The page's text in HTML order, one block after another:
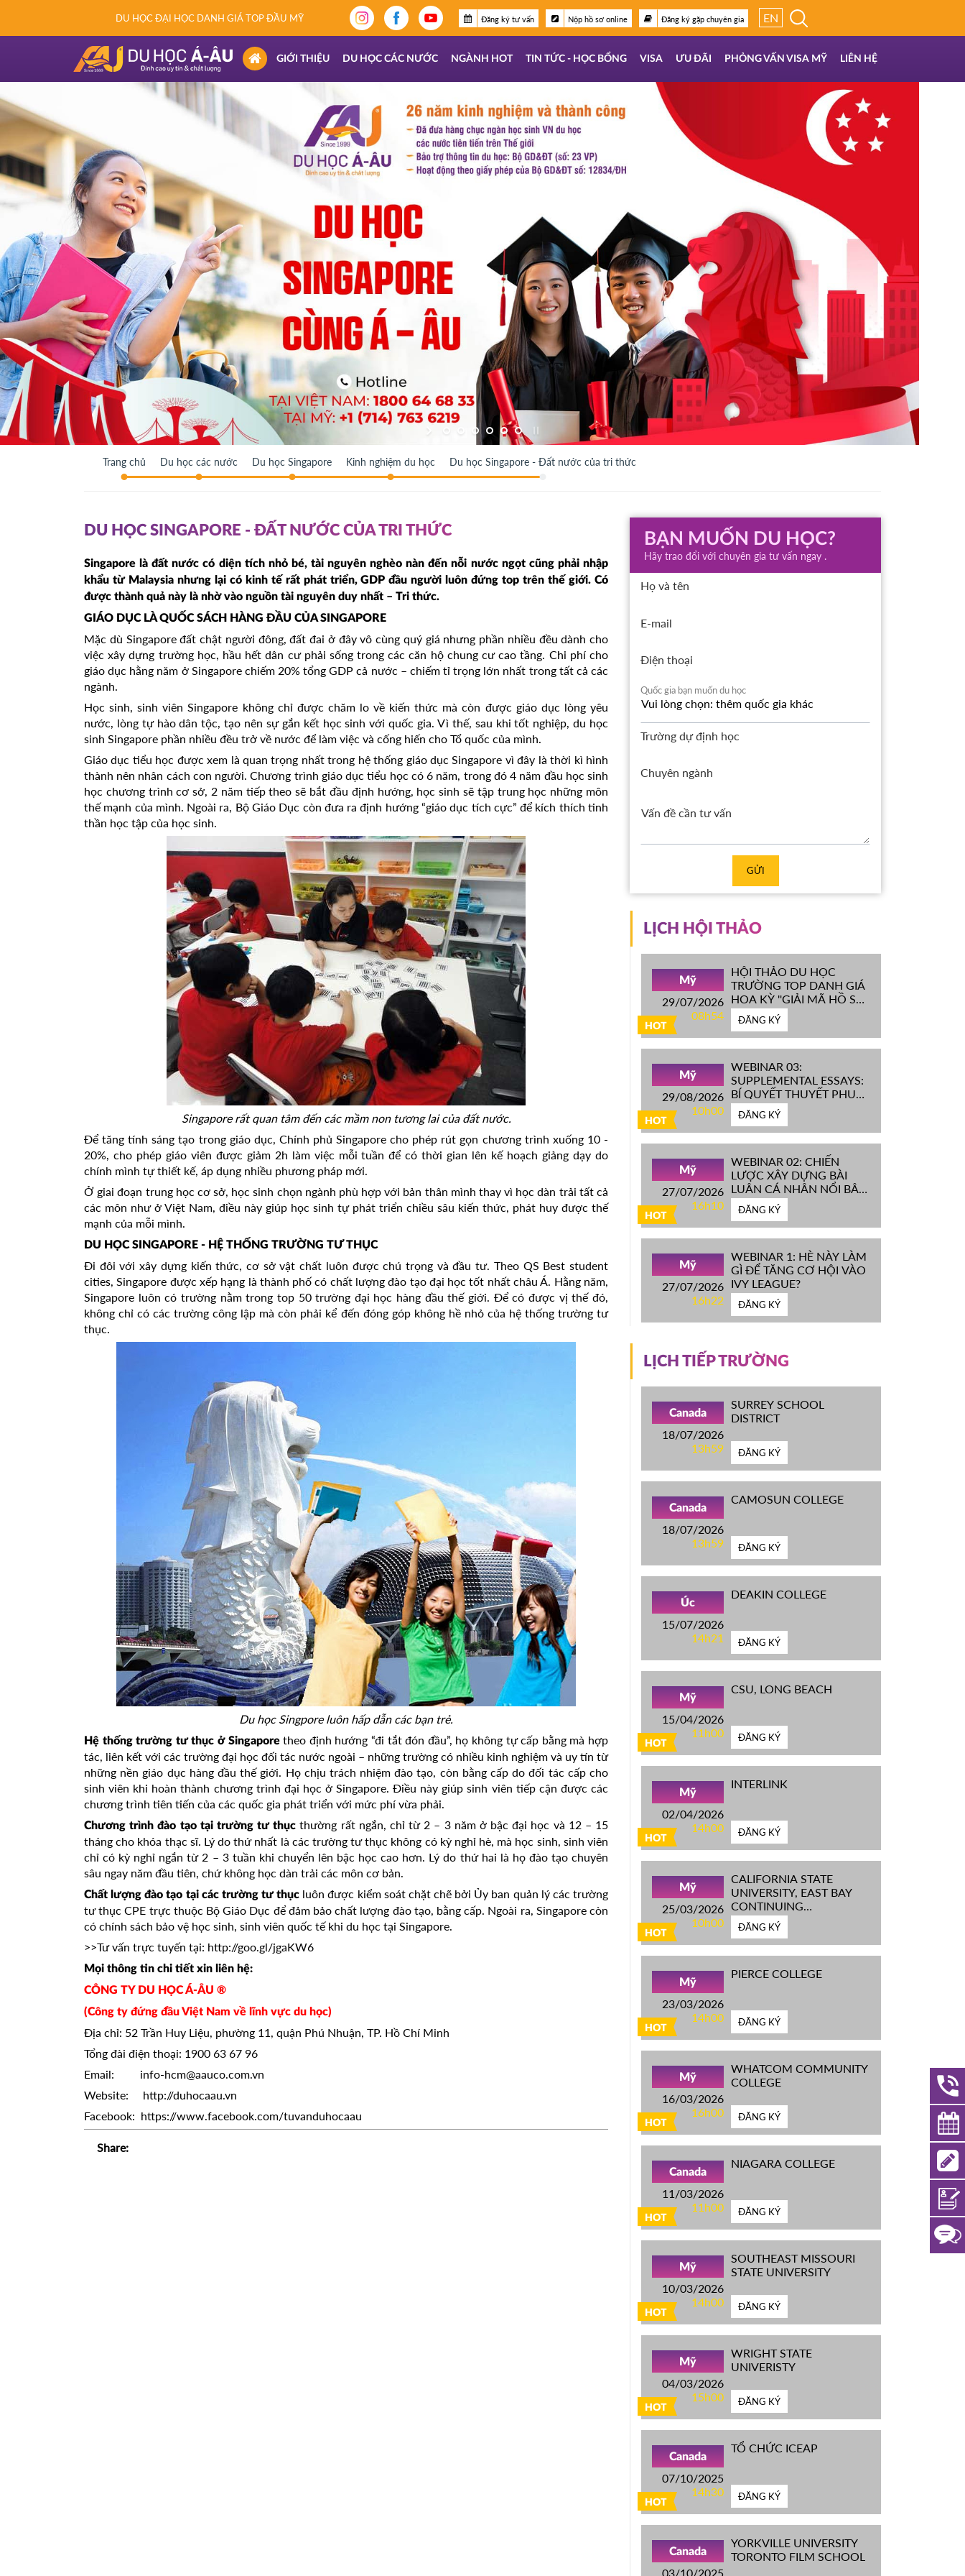
DU HỌC ĐẠI HỌC DANH GIÁ TOP ĐẦU MỸ Đăng ký tư vấn Nộp hồ sơ online Đăng ký gặp chuyên gia EN
(CURRENT)
GIỚI THIỆU DU HỌC CÁC NƯỚC NGÀNH HOT TIN TỨC - HỌC BỔNG VISA ƯU ĐÃI PHỎNG VẤN VISA MỸ LIÊN HỆ
Trang chủ Du học các nước Du học Singapore Kinh nghiệm du học Du học Singapore - Đất nước của tri thức
DU HỌC SINGAPORE - ĐẤT NƯỚC CỦA TRI THỨC
Singapore là đất nước có diện tích nhỏ bé, tài nguyên nghèo nàn đến nỗi nước ngọt cũng phải nhập
khẩu từ Malaysia nhưng lại có kinh tế rất phát triển, GDP đầu người luôn đứng top trên thế giới. Có
được thành quả này là nhờ vào nguồn tài nguyên duy nhất – Tri thức.
GIÁO DỤC LÀ QUỐC SÁCH HÀNG ĐẦU CỦA SINGAPORE
Mặc dù Singapore đất chật người đông, đất đai ở đây vô cùng quý giá nhưng phần nhiều đều dành cho
việc xây dựng trường học, hầu hết dân cư phải sống trong các căn hộ chung cư cao tầng. Chi phí cho
giáo dục hằng năm ở Singapore chiếm 20% tổng GDP cả nước – chiếm tỉ trọng lớn nhất trong tất cả các
ngành.
Học sinh, sinh viên Singapore không chỉ được chăm lo về kiến thức mà còn được giáo dục lòng yêu
nước, lòng tự hào dân tộc, tạo nên sự gắn kết học sinh với quốc gia. Vì thế, sau khi tốt nghiệp, du học
sinh Singapore phần nhiều đều trở về nước để làm việc và cống hiến cho Tổ quốc của mình.
Giáo dục tiểu học được xem là quan trọng nhất trong hệ thống giáo dục Singapore vì đây là thời kì hình
thành nên nhân cách con người. Chương trình giáo dục tiểu học có 6 năm, trong đó 4 năm đầu học sinh
học chương trình cơ sở, 2 năm tiếp theo sẽ bắt đầu định hướng, học sinh sẽ tập trung học những môn
thế mạnh của mình. Ngoài ra, Bộ Giáo Dục còn đưa ra định hướng “giáo dục tích cực” để kích thích tinh
thần học tập của học sinh.
Singapore rất quan tâm đến các mầm non tương lai của đất nước.
Để tăng tính sáng tạo trong giáo dục, Chính phủ Singapore cho phép rút gọn chương trình xuống 10 -
20%, cho phép giáo viên được giảm 2h làm việc mỗi tuần để có thời gian lên kế hoạch giảng dạy do
chính mình tự thiết kế, áp dụng nhiều phương pháp mới.
Ở giai đoạn trung học cơ sở, học sinh chọn ngành phù hợp với bản thân mình thay vì học dàn trải tất cả
các môn như ở Việt Nam, điều này giúp học sinh tự phát triển chiều sâu kiến thức, phát huy được thế
mạnh của mỗi mình.
DU HỌC SINGAPORE - HỆ THỐNG TRƯỜNG TƯ THỤC
Đi đôi với xây dựng kiến thức, cơ sở vật chất luôn được chú trọng và đầu tư. Theo QS Best student
cities, Singapore được xếp hạng là thành phố có chất lượng đào tạo đại học tốt nhất châu Á. Hằng năm,
Singapore luôn có trường nằm trong top 50 trường đại học hàng đầu thế giới. Để có được vị thế đó,
không chỉ có các trường công lập mà còn phải kể đến đóng góp không hề nhỏ của hệ thống trường tư
thục.
Du học Singpore luôn hấp dẫn các bạn trẻ.
Hệ thống trường tư thục ở Singaporetheo định hướng “đi tắt đón đầu”, họ không tự cấp bằng mà hợp
tác, liên kết với các trường đại học đối tác nước ngoài – những trường có nhiều kinh nghiệm và uy tín từ
những nền giáo dục hàng đầu thế giới. Họ chịu trách nhiệm đào tạo, còn bằng cấp do đối tác cấp cho
sinh viên khi hoàn thành chương trình đại học ở Singapore. Điều này giúp sinh viên tiếp cận được các
chương trình tiên tiến của các quốc gia phát triển với mức phí vừa phải.
Chương trình đào tạo tại trường tư thụcthường rất ngắn, chỉ từ 2 – 3 năm ở bậc đại học và 12 – 15
tháng cho khóa thạc sĩ. Lý do thứ nhất là các trường tư thục không có kỳ nghỉ hè, mà học sinh, sinh viên
chỉ có kỳ nghỉ ngắn từ 2 – 3 tuần khi chuyển lên bậc học cao hơn. Lý do thứ hai là họ đào tạo chuyên
sâu ngay năm đầu tiên, chứ không học dàn trải các môn cơ bản.
Chất lượng đào tạo tại các trường tư thục luôn được kiểm soát chặt chẽ bởi Ủy ban quản lý các trường
tư thục CPE trực thuộc Bộ Giáo Dục để đảm bảo chất lượng đào tạo, bằng cấp. Ngoài ra, Singapore còn
có chính sách bảo vệ học sinh, sinh viên quốc tế khi du học tại Singapore.
>>Tư vấn trực tuyến tại: http://goo.gl/jgaKW6
Mọi thông tin chi tiết xin liên hệ:
CÔNG TY DU HỌC Á-ÂU ®
(Công ty đứng đầu Việt Nam về lĩnh vực du học)
Địa chỉ: 52 Trần Huy Liệu, phường 11, quận Phú Nhuận, TP. Hồ Chí Minh
Tổng đài điện thoại: 1900 63 67 96
Email: info-hcm@aauco.com.vn
Website: http://duhocaau.vn
Facebook: https://www.facebook.com/tuvanduhocaau
Share:
BẠN MUỐN DU HỌC?
Hãy trao đổi với chuyên gia tư vấn ngay .
Họ và tên
E-mail
Điện thoại
Quốc gia bạn muốn du học
Trường dự định học
Chuyên ngành
GỬI
LỊCH HỘI THẢO
HOT
Mỹ
29/07/2026
08h54
HỘI THẢO DU HỌC
TRƯỜNG TOP DANH GIÁ
HOA KỲ ''GIẢI MÃ HỒ SƠ
IVY LEAGUE''
ĐĂNG KÝ
HOT
Mỹ
29/08/2026
10h00
WEBINAR 03:
SUPPLEMENTAL ESSAYS:
BÍ QUYẾT THUYẾT PHỤC
HỘI ĐỒNG TUYỂN SINH
ĐH TOP ĐẦU MỸ
ĐĂNG KÝ
HOT
Mỹ
27/07/2026
16h10
WEBINAR 02: CHIẾN
LƯỢC XÂY DỰNG BÀI
LUẬN CÁ NHÂN NỔI BẬT
CHINH PHỤC ĐH TOP
ĐẦU MỸ
ĐĂNG KÝ
Mỹ
27/07/2026
16h22
WEBINAR 1: HÈ NÀY LÀM
GÌ ĐỂ TĂNG CƠ HỘI VÀO
IVY LEAGUE?
ĐĂNG KÝ
LỊCH TIẾP TRƯỜNG
Canada
18/07/2026
13h59
SURREY SCHOOL
DISTRICT
ĐĂNG KÝ
Canada
18/07/2026
13h59
CAMOSUN COLLEGE
ĐĂNG KÝ
Úc
15/07/2026
14h21
DEAKIN COLLEGE
ĐĂNG KÝ
HOT
Mỹ
15/04/2026
11h00
CSU, LONG BEACH
ĐĂNG KÝ
HOT
Mỹ
02/04/2026
14h00
INTERLINK
ĐĂNG KÝ
HOT
Mỹ
25/03/2026
10h00
CALIFORNIA STATE
UNIVERSITY, EAST BAY
CONTINUING
EDUCATION
ĐĂNG KÝ
HOT
Mỹ
23/03/2026
14h00
PIERCE COLLEGE
ĐĂNG KÝ
HOT
Mỹ
16/03/2026
16h00
WHATCOM COMMUNITY
COLLEGE
ĐĂNG KÝ
HOT
Canada
11/03/2026
11h00
NIAGARA COLLEGE
ĐĂNG KÝ
HOT
Mỹ
10/03/2026
14h00
SOUTHEAST MISSOURI
STATE UNIVERSITY
ĐĂNG KÝ
HOT
Mỹ
04/03/2026
15h00
WRIGHT STATE
UNIVERISTY
ĐĂNG KÝ
HOT
Canada
07/10/2025
14h30
TỔ CHỨC ICEAP
ĐĂNG KÝ
Canada
03/10/2025
YORKVILLE UNIVERSITY
TORONTO FILM SCHOOL